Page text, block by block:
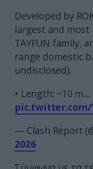
Developed by
largest and
TAYFUN family,
range domestic
undisclosed).
• Length: ~10 m…
pic.twitter.com/
— Clash Report
2026